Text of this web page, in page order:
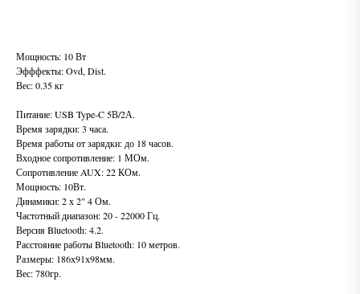
Мощность: 10 Вт
Эфффекты: Ovd, Dist.
Вес: 0.35 кг
Питание: USB Type-C 5В/2А.
Время зарядки: 3 часа.
Время работы от зарядки: до 18 часов.
Входное сопротивление: 1 МОм.
Сопротивление AUX: 22 КОм.
Мощность: 10Вт.
Динамики: 2 х 2" 4 Ом.
Частотный диапазон: 20 - 22000 Гц.
Версия Bluetooth: 4.2.
Расстояние работы Bluetooth: 10 метров.
Размеры: 186х91х98мм.
Вес: 780гр.